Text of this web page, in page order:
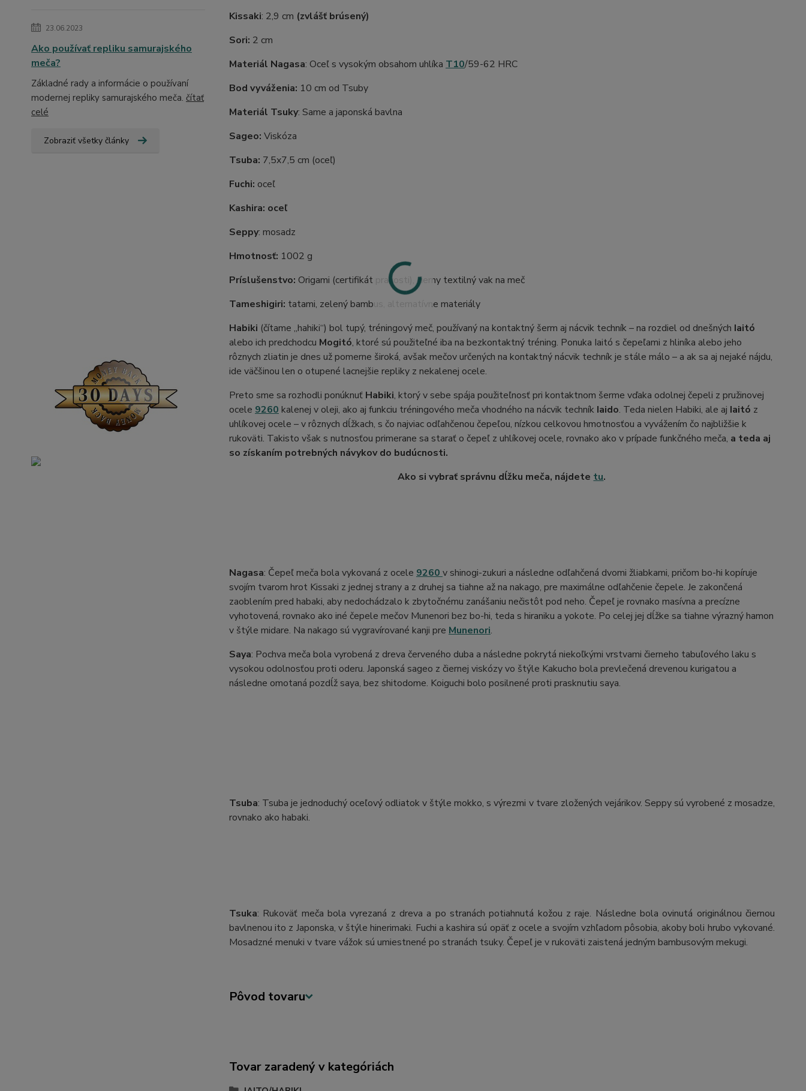
23.06.2023
Ako používať repliku samurajského
meča?
Základné rady a informácie o používaní
modernej repliky samurajského meča. čítať
celé
Zobraziť všetky články
Kissaki: 2,9 cm (zvlášť brúsený)
Sori: 2 cm
Materiál Nagasa: Oceľ s vysokým obsahom uhlíka T10/59-62 HRC
Bod vyváženia: 10 cm od Tsuby
Materiál Tsuky: Same a japonská bavlna
Sageo: Viskóza
Tsuba: 7,5x7,5 cm (oceľ)
Fuchi: oceľ
Kashira: oceľ
Seppy: mosadz
Hmotnosť: 1002 g
Príslušenstvo: Origami (certifikát pravosti), čierny textilný vak na meč
Tameshigiri: tatami, zelený bambus, alternatívne materiály
Habiki (čítame „hahiki“) bol tupý, tréningový meč, používaný na kontaktný šerm aj nácvik techník – na rozdiel od dnešných Iaitó
alebo ich predchodcu Mogitó, ktoré sú použiteľné iba na bezkontaktný tréning. Ponuka Iaitó s čepeľami z hliníka alebo jeho
rôznych zliatin je dnes už pomerne široká, avšak mečov určených na kontaktný nácvik techník je stále málo – a ak sa aj nejaké nájdu,
ide väčšinou len o otupené lacnejšie repliky z nekalenej ocele.
Preto sme sa rozhodli ponúknuť Habiki, ktorý v sebe spája použiteľnosť pri kontaktnom šerme vďaka odolnej čepeli z pružinovej
ocele 9260 kalenej v oleji, ako aj funkciu tréningového meča vhodného na nácvik techník Iaido. Teda nielen Habiki, ale aj Iaitó z
uhlíkovej ocele – v rôznych dĺžkach, s čo najviac odľahčenou čepeľou, nízkou celkovou hmotnosťou a vyvážením čo najbližšie k
rukoväti. Takisto však s nutnosťou primerane sa starať o čepeľ z uhlíkovej ocele, rovnako ako v prípade funkčného meča, a teda aj
so získaním potrebných návykov do budúcnosti.
Ako si vybrať správnu dĺžku meča, nájdete tu.
Nagasa: Čepeľ meča bola vykovaná z ocele 9260 v shinogi-zukuri a následne odľahčená dvomi žliabkami, pričom bo-hi kopíruje
svojím tvarom hrot Kissaki z jednej strany a z druhej sa tiahne až na nakago, pre maximálne odľahčenie čepele. Je zakončená
zaoblením pred habaki, aby nedochádzalo k zbytočnému zanášaniu nečistôt pod neho. Čepeľ je rovnako masívna a precízne
vyhotovená, rovnako ako iné čepele mečov Munenori bez bo-hi, teda s hiraniku a yokote. Po celej jej dĺžke sa tiahne výrazný hamon
v štýle midare. Na nakago sú vygravírované kanji pre Munenori.
Saya: Pochva meča bola vyrobená z dreva červeného duba a následne pokrytá niekoľkými vrstvami čierneho tabuľového laku s
vysokou odolnosťou proti oderu. Japonská sageo z čiernej viskózy vo štýle Kakucho bola prevlečená drevenou kurigatou a
následne omotaná pozdĺž saya, bez shitodome. Koiguchi bolo posilnené proti prasknutiu saya.
Tsuba: Tsuba je jednoduchý oceľový odliatok v štýle mokko, s výrezmi v tvare zložených vejárikov. Seppy sú vyrobené z mosadze,
rovnako ako habaki.
Tsuka: Rukoväť meča bola vyrezaná z dreva a po stranách potiahnutá kožou z raje. Následne bola ovinutá originálnou čiernou
bavlnenou ito z Japonska, v štýle hinerimaki. Fuchi a kashira sú opäť z ocele a svojím vzhľadom pôsobia, akoby boli hrubo vykované.
Mosadzné menuki v tvare vážok sú umiestnené po stranách tsuky. Čepeľ je v rukoväti zaistená jedným bambusovým mekugi.
Pôvod tovaru
Tovar zaradený v kategóriách